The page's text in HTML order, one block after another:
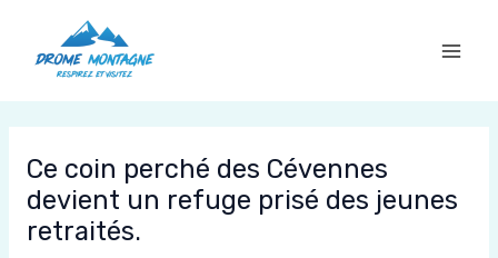
contenu
Ce coin perché des Cévennes
devient un refuge prisé des jeunes
retraités.